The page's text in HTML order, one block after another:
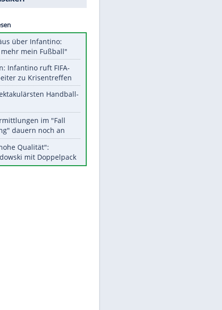
und Statistiken